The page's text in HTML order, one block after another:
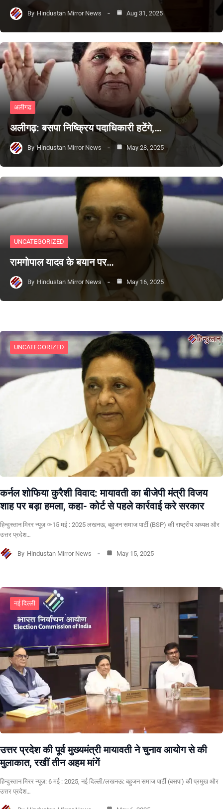
By Hindustan Mirror News Aug 31, 2025
अलीगढ
अलीगढ़: बसपा निष्क्रिय पदाधिकारी हटेंगे,…
By Hindustan Mirror News May 28, 2025
UNCATEGORIZED
रामगोपाल यादव के बयान पर…
By Hindustan Mirror News May 16, 2025
UNCATEGORIZED
कर्नल शोफिया कुरैशी विवाद: मायावती का बीजेपी मंत्री विजय
शाह पर बड़ा हमला, कहा- कोर्ट से पहले कार्रवाई करे सरकार
हिन्दुस्तान मिरर न्यूज़ ✑15 मई : 2025 लखनऊ, बहुजन समाज पार्टी (BSP) की राष्ट्रीय अध्यक्ष और
उत्तर प्रदेश…
By Hindustan Mirror News May 15, 2025
नई दिल्ली
उत्तर प्रदेश की पूर्व मुख्यमंत्री मायावती ने चुनाव आयोग से की
मुलाकात, रखीं तीन अहम मांगें
हिन्दुस्तान मिरर न्यूज़: 6 मई : 2025, नई दिल्ली/लखनऊ: बहुजन समाज पार्टी (बसपा) की प्रमुख और
उत्तर प्रदेश…